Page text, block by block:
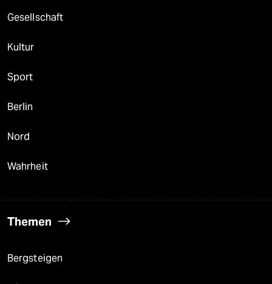
Gesellschaft
Kultur
Sport
Berlin
Nord
Wahrheit
Themen
Bergsteigen